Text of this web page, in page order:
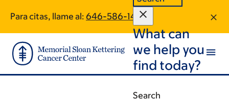
main
content
footer
Para citas, llame al: 646-586-1404
What can
we help you
find today?
Search